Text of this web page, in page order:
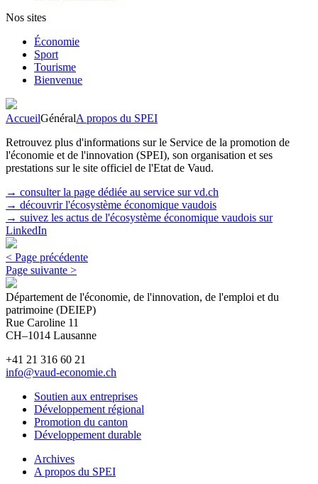
Nos sites
Économie
Sport
Tourisme
Bienvenue
AccueilGénéralA propos du SPEI
Retrouvez plus d'informations sur le Service de la promotion de
l'économie et de l'innovation (SPEI), son organisation et ses
prestations sur le site officiel de l'Etat de Vaud.
→ consulter la page dédiée au service sur vd.ch
→ découvrir l'écosystème économique vaudois
→ suivez les actus de l'écosystème économique vaudois sur
LinkedIn
< Page précédente
Page suivante >
Département de l'économie, de l'innovation, de l'emploi et du
patrimoine (DEIEP)
Rue Caroline 11
CH–1014 Lausanne
+41 21 316 60 21
info@vaud-economie.ch
Soutien aux entreprises
Développement régional
Promotion du canton
Développement durable
Archives
A propos du SPEI